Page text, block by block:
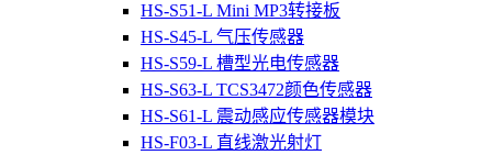
HS-S51-L Mini MP3转接板
HS-S45-L 气压传感器
HS-S59-L 槽型光电传感器
HS-S63-L TCS3472颜色传感器
HS-S61-L 震动感应传感器模块
HS-F03-L 直线激光射灯